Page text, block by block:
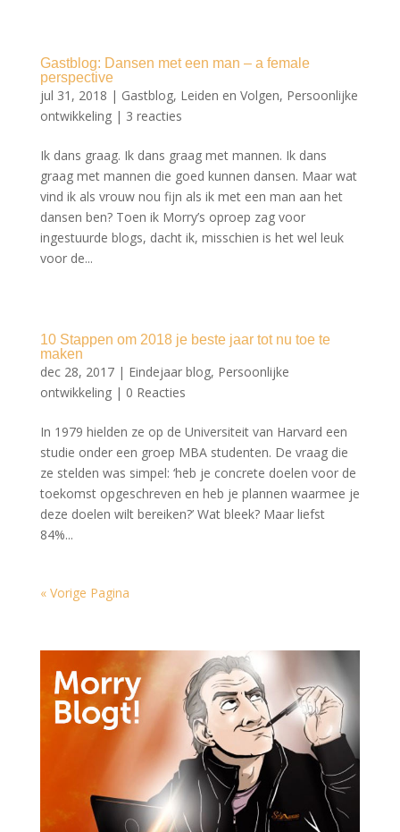
Gastblog: Dansen met een man – a female
perspective
jul 31, 2018 | Gastblog, Leiden en Volgen, Persoonlijke
ontwikkeling| 3 reacties
Ik dans graag. Ik dans graag met mannen. Ik dans
graag met mannen die goed kunnen dansen. Maar wat
vind ik als vrouw nou fijn als ik met een man aan het
dansen ben? Toen ik Morry’s oproep zag voor
ingestuurde blogs, dacht ik, misschien is het wel leuk
voor de...
10 Stappen om 2018 je beste jaar tot nu toe te
maken
dec 28, 2017| Eindejaar blog, Persoonlijke
ontwikkeling| 0 Reacties
In 1979 hielden ze op de Universiteit van Harvard een
studie onder een groep MBA studenten. De vraag die
ze stelden was simpel: ‘heb je concrete doelen voor de
toekomst opgeschreven en heb je plannen waarmee je
deze doelen wilt bereiken?’ Wat bleek? Maar liefst
84%...
« Vorige Pagina